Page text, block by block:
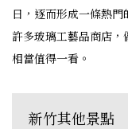
日，逐而形成一條熱
許多玻璃工藝品商店，
相當值得一看。
新竹其他景點